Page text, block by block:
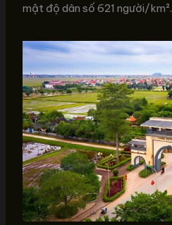
mật độ dân số 621 người/km².